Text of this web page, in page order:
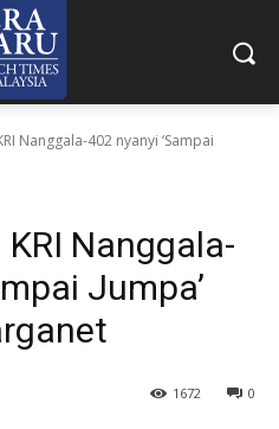
Nanggala-402 nyanyi ‘Sampai
Nanggala-
Jumpa’
0
1672